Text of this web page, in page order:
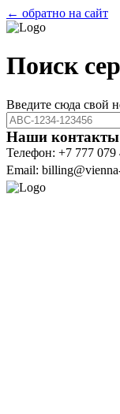
← обратно на сайт
Поиск
Введите сюда свой
Наши контакты
Телефон: +7 777 079
Email: